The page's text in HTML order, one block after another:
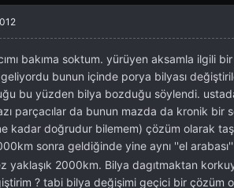
bakıma soktum. yürüyen aksamla ilgili
bunun içinde porya bilyası
bu yüzden bilya bozduğu söylendi. ustada
parçacılar da bunun mazda da kronik bir
kadar doğrudur bilemem) çözüm olarak
sonra geldiğinde yine aynı ''el
2000km. Bilya dagıtmaktan
? tabi bilya değişimi geçici bir çözüm